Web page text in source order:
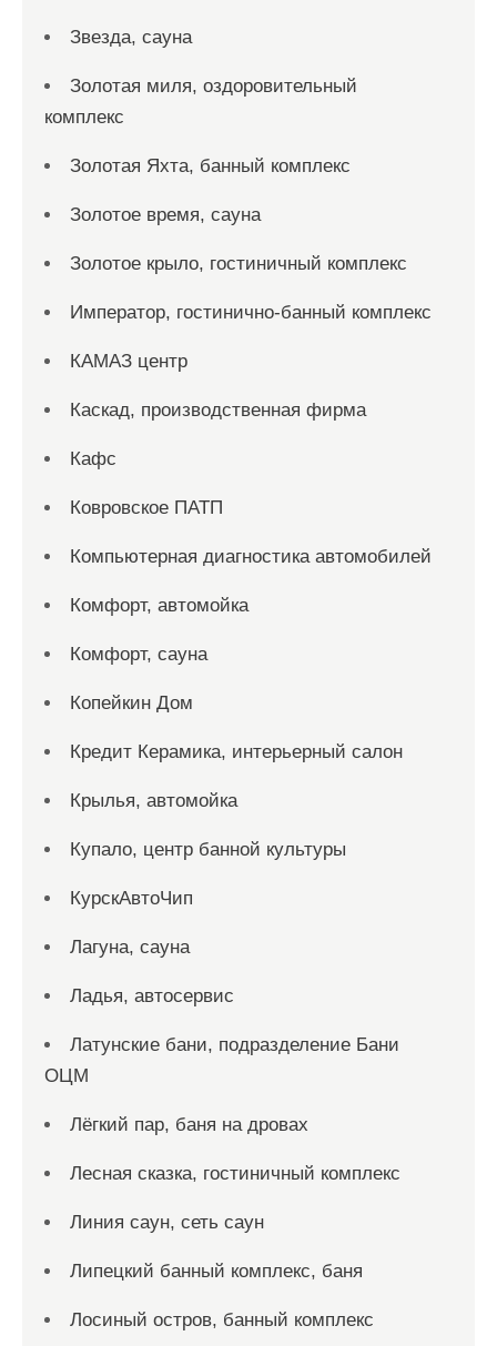
Звезда, сауна
Золотая миля, оздоровительный
комплекс
Золотая Яхта, банный комплекс
Золотое время, сауна
Золотое крыло, гостиничный комплекс
Император, гостинично-банный комплекс
КАМАЗ центр
Каскад, производственная фирма
Кафс
Ковровское ПАТП
Компьютерная диагностика автомобилей
Комфорт, автомойка
Комфорт, сауна
Копейкин Дом
Кредит Керамика, интерьерный салон
Крылья, автомойка
Купало, центр банной культуры
КурскАвтоЧип
Лагуна, сауна
Ладья, автосервис
Латунские бани, подразделение Бани
ОЦМ
Лёгкий пар, баня на дровах
Лесная сказка, гостиничный комплекс
Линия саун, сеть саун
Липецкий банный комплекс, баня
Лосиный остров, банный комплекс